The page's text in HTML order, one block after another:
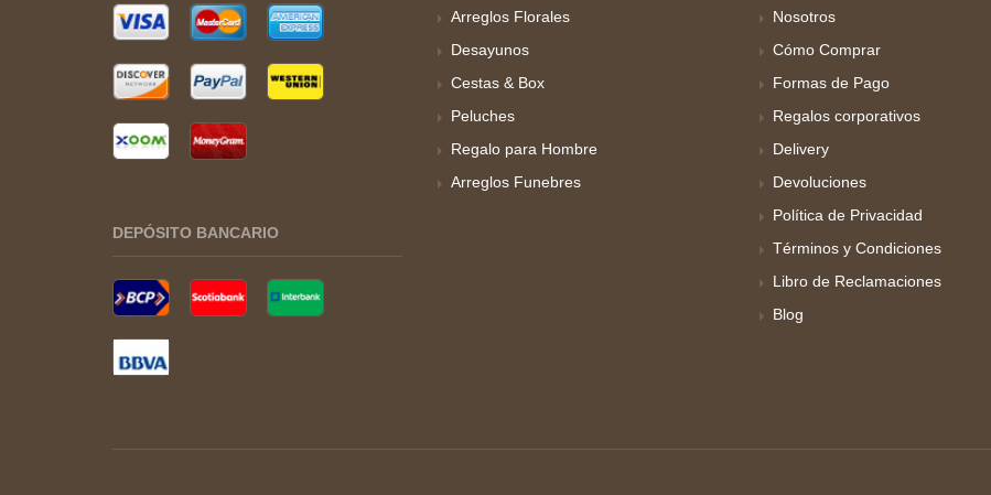
DEPÓSITO BANCARIO
Arreglos Florales
Desayunos
Cestas & Box
Peluches
Regalo para Hombre
Arreglos Funebres
Nosotros
Cómo Comprar
Formas de Pago
Regalos corporativos
Delivery
Devoluciones
Política de Privacidad
Términos y Condiciones
Libro de Reclamaciones
Blog